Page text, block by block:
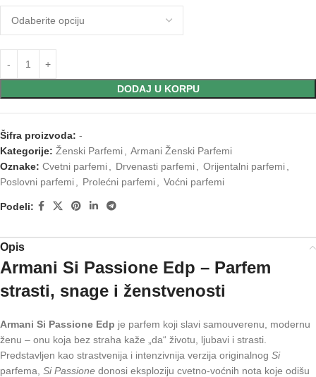
DODAJ U KORPU
Šifra proizvoda: -
Kategorije: Ženski Parfemi
Armani Ženski Parfemi
Oznake: Cvetni parfemi Drvenasti parfemi Orijentalni parfemi
Poslovni parfemi
Prolećni parfemi Voćni parfemi
Podeli:
Opis
Armani Si Passione Edp – Parfem
strasti, snage i ženstvenosti
Armani Si Passione Edp je parfem koji slavi samouverenu, modernu
ženu – onu koja bez straha kaže „da“ životu, ljubavi i strasti.
Predstavljen kao strastvenija i intenzivnija verzija originalnog Si
parfema, Si Passione donosi eksploziju cvetno-voćnih nota koje odišu